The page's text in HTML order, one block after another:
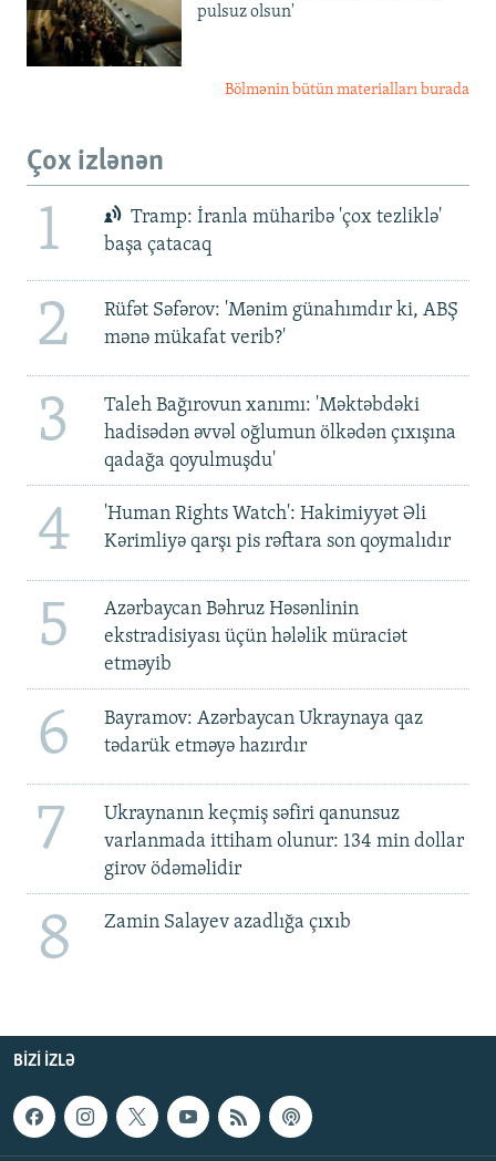
pulsuz olsun'
Bölmənin bütün materialları burada
Çox izlənən
1
Tramp: İranla müharibə 'çox tezliklə'
başa çatacaq
2
Rüfət Səfərov: 'Mənim günahımdır ki, ABŞ
mənə mükafat verib?'
3
Taleh Bağırovun xanımı: 'Məktəbdəki
hadisədən əvvəl oğlumun ölkədən çıxışına
qadağa qoyulmuşdu'
4
'Human Rights Watch': Hakimiyyət Əli
Kərimliyə qarşı pis rəftara son qoymalıdır
5
Azərbaycan Bəhruz Həsənlinin
ekstradisiyası üçün hələlik müraciət
etməyib
6
Bayramov: Azərbaycan Ukraynaya qaz
tədarük etməyə hazırdır
7
Ukraynanın keçmiş səfiri qanunsuz
varlanmada ittiham olunur: 134 min dollar
girov ödəməlidir
8 Zamin Salayev azadlığa çıxıb
BIZI IZLƏ